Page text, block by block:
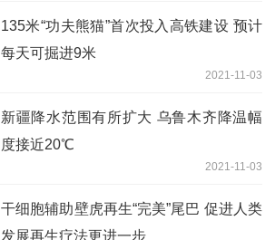
135米“功夫熊猫”首次投入高铁建设 预计
每天可掘进9米
2021-11-03
新疆降水范围有所扩大 乌鲁木齐降温幅
度接近20℃
2021-11-03
干细胞辅助壁虎再生“完美”尾巴 促进人类
发展再生疗法更进一步